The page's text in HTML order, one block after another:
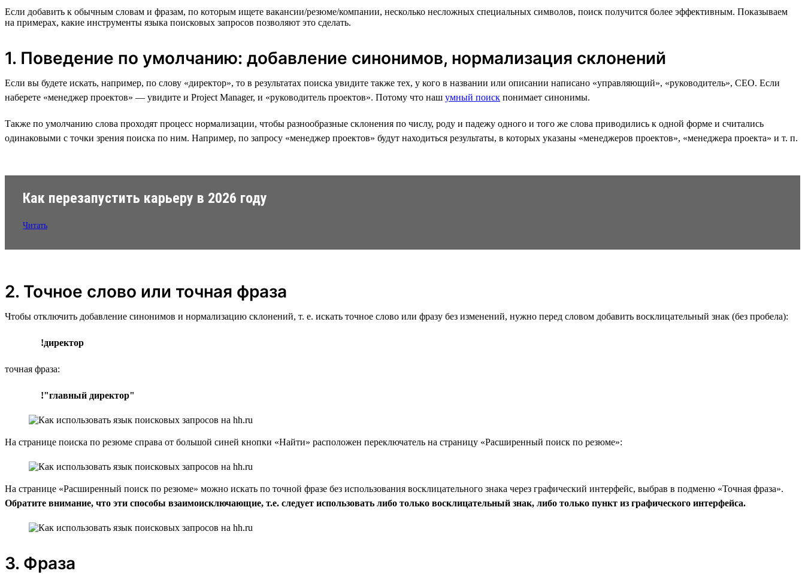
Если добавить к обычным словам и фразам, по которым ищете вакансии/резюме/компании, несколько несложных специальных символов, поиск получится более эффективным. Показываем
на примерах, какие инструменты языка поисковых запросов позволяют это сделать.
1. Поведение по умолчанию: добавление синонимов, нормализация склонений
Если вы будете искать, например, по слову «директор», то в результатах поиска увидите также тех, у кого в названии или описании написано «управляющий», «руководитель», CEO. Если
наберете «менеджер проектов» — увидите и Project Manager, и «руководитель проектов». Потому что наш умный поиск понимает синонимы.
Также по умолчанию слова проходят процесс нормализации, чтобы разнообразные склонения по числу, роду и падежу одного и того же слова приводились к одной форме и считались
одинаковыми с точки зрения поиска по ним. Например, по запросу «менеджер проектов» будут находиться результаты, в которых указаны «менеджеров проектов», «менеджера проекта» и т. п.
Как перезапустить карьеру в 2026 году
Читать
2. Точное слово или точная фраза
Чтобы отключить добавление синонимов и нормализацию склонений, т. е. искать точное слово или фразу без изменений, нужно перед словом добавить восклицательный знак (без пробела):
!директор
точная фраза:
!"главный директор"
На странице поиска по резюме справа от большой синей кнопки «Найти» расположен переключатель на страницу «Расширенный поиск по резюме»:
На странице «Расширенный поиск по резюме» можно искать по точной фразе без использования восклицательного знака через графический интерфейс, выбрав в подменю «Точная фраза».
Обратите внимание, что эти способы взаимоисключающие, т.е. следует использовать либо только восклицательный знак, либо только пункт из графического интерфейса.
3. Фраза